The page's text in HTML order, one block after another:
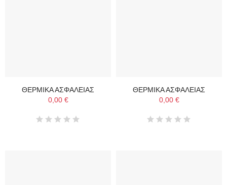
ΘΕΡΜΙΚΑ ΑΣΦΑΛΕΙΑΣ
0,00 €
ΘΕΡΜΙΚΑ ΑΣΦΑΛΕΙΑΣ
0,00 €